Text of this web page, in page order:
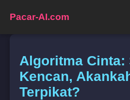
Pacar-AI.com
Algoritma Cinta:
Kencan,
Terpikat?